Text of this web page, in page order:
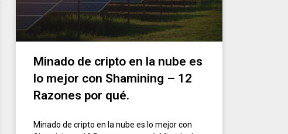
Minado de cripto en la nube es
lo mejor con Shamining – 12
Razones por qué.
Minado de cripto en la nube es lo mejor con